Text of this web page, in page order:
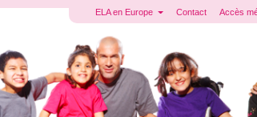
ELA en Europe Contact Accès